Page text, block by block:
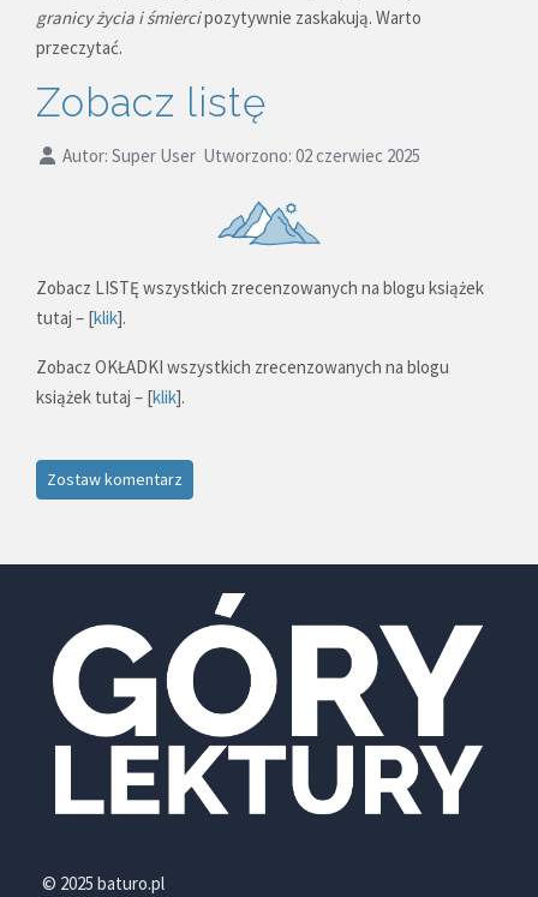
granicy życia i śmiercipozytywnie zaskakują. Warto
przeczytać.
Zobacz listę
Autor: Super User Utworzono: 02 czerwiec 2025
Zobacz LISTĘ wszystkich zrecenzowanych na blogu książek
tutaj – [klik].
Zobacz OKŁADKI wszystkich zrecenzowanych na blogu
książek tutaj – [klik].
Zostaw komentarz
© 2025 baturo.pl